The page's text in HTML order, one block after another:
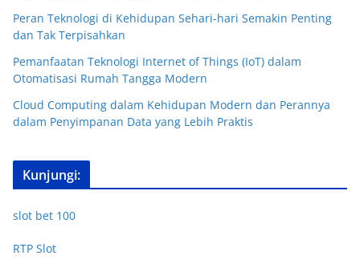
Peran Teknologi di Kehidupan Sehari-hari Semakin Penting
dan Tak Terpisahkan
Pemanfaatan Teknologi Internet of Things (IoT) dalam
Otomatisasi Rumah Tangga Modern
Cloud Computing dalam Kehidupan Modern dan Perannya
dalam Penyimpanan Data yang Lebih Praktis
Kunjungi:
slot bet 100
RTP Slot